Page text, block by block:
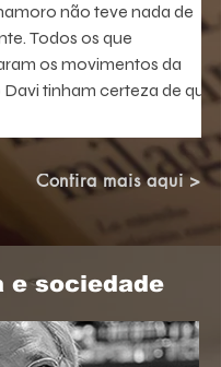
não teve nada de
Todos os que
os movimentos da
Davi tinham certeza de que
a forma como o processo
Ambos eram confusos. Ela
plantonista com absoluta
ninguém que o que a
as surpresas da
Confira mais aqui >
e sociedade